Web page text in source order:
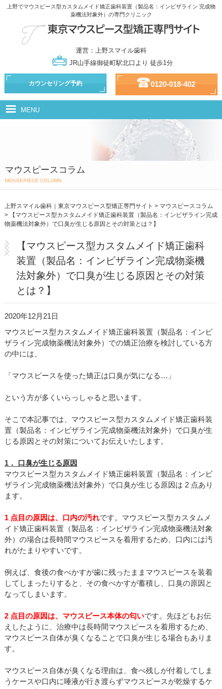
上野でマウスピース型カスタムメイド矯正歯科装置（製品名：インビザライン 完成物
薬機法対象外）の専門クリニック
運営：上野スマイル歯科
JR山手線御徒町駅北口より 徒歩1分
カウンセリング予約 0120-018-402
MENU
マウスピース型カスタムメイド矯正歯科装置（製品名：インビザライン
完成物薬機法対象外）とは
治療の流れ
治療費用
マウスピースコラム
MOUSEPIECE COLUMN
上野スマイル歯科｜東京マウスピース型矯正専門サイト > マウスピースコラム
>
【マウスピース型カスタムメイド矯正歯科装置（製品名：インビザライン完成
物薬機法対象外）で口臭が生じる原因とその対策とは？】
【マウスピース型カスタムメイド矯正歯科
装置（製品名：インビザライン完成物薬機
法対象外）で口臭が生じる原因とその対策
とは？】
2020年12月21日
マウスピース型カスタムメイド矯正歯科装置（製品名：インビ
ザライン完成物薬機法対象外）での矯正治療を検討している方
の中には、
「マウスピースを使った矯正は口臭が気になる…」
という方が多くいらっしゃると思います。
そこで本記事では、マウスピース型カスタムメイド矯正歯科装
置（製品名：インビザライン完成物薬機法対象外）で口臭が生
じる原因とその対策についてお伝えいたします。
1． 口臭が生じる原因
マウスピース型カスタムメイド矯正歯科装置（製品名：インビ
ザライン完成物薬機法対象外）で口臭が生じる原因は 2 点あり
ます。
1 点目の原因は、口内の汚れです。マウスピース型カスタムメ
イド矯正歯科装置（製品名：インビザライン完成物薬機法対象
外）の場合は長時間マウスピースを着用するため、口内には汚
れがたまりやすいです。
例えば、食後の食べかすが歯に残ったままマウスピースを装着
してしまったりすると、その食べかすが蓄積し、口臭の原因と
なってしまいます。
2 点目の原因は、マウスピース本体の匂いです。先ほどもお伝
えしたように、治療中は長時間マウスピースを着用するため、
マウスピース自体が臭くなることで口臭が生じる場合もありま
す。
マウスピース自体が臭くなる理由は、食べ残しが付着してしま
うケースや口内に唾液が行き渡らずマウスピースが乾燥するケ